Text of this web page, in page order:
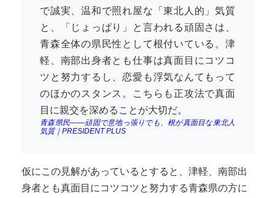
で誠実、温和で照れ屋な「東北人的」気質
と、「じょっぱり」と言われる頑固さは、
青森全体の県民性として根付いている。津
軽、南部出身者とも仕事は真面目にコツコ
ツと努力するし、恋愛も浮気なんてもって
のほかのスタンス。こちらも正攻法で真面
目に親交を深めることが大切だ。
青森県民――頑固で意地っ張りでも、根が真面目な東北人
気質｜PRESIDENT PLUS
仮にこの見解があっているとすると、津軽、南部出
身者とも真面目にコツコツと努力する青森県の方に